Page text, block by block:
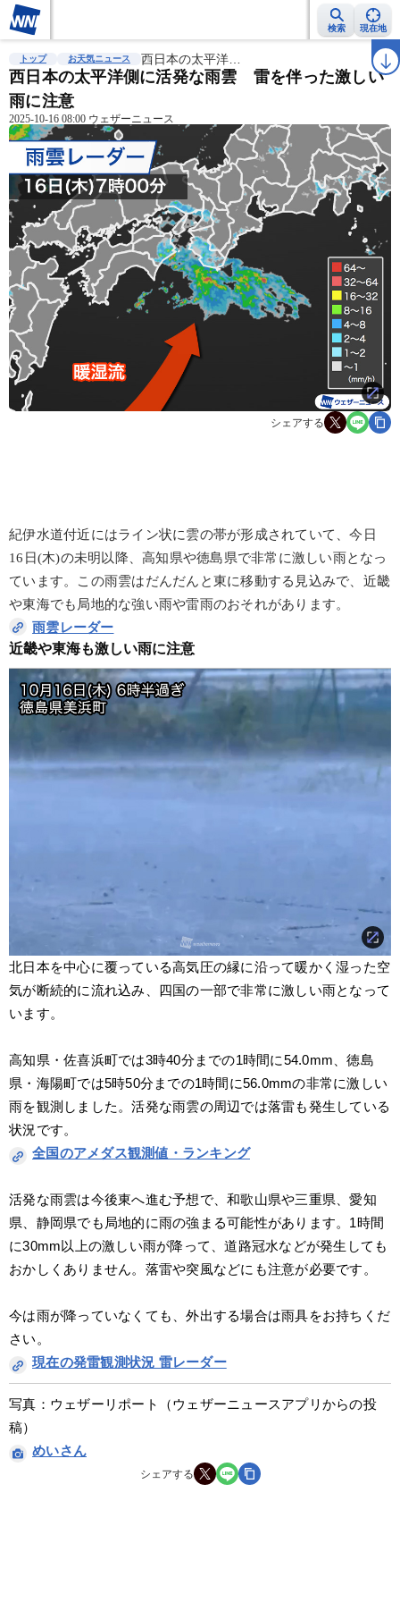
検索 現在地
雨雲レーダー 台風情報 地震情報 ラ
トップ お天気ニュース 西日本の太平洋…
西日本の太平洋側に活発な雨雲 雷を伴った激しい
雨に注意
2025-10-16 08:00 ウェザーニュース
シェアする
紀伊水道付近にはライン状に雲の帯が形成されていて、今日
16日(木)の未明以降、高知県や徳島県で非常に激しい雨となっ
ています。この雨雲はだんだんと東に移動する見込みで、近畿
や東海でも局地的な強い雨や雷雨のおそれがあります。
雨雲レーダー
近畿や東海も激しい雨に注意
北日本を中心に覆っている高気圧の縁に沿って暖かく湿った空
気が断続的に流れ込み、四国の一部で非常に激しい雨となって
います。
高知県・佐喜浜町では3時40分までの1時間に54.0mm、徳島
県・海陽町では5時50分までの1時間に56.0mmの非常に激しい
雨を観測しました。活発な雨雲の周辺では落雷も発生している
状況です。
全国のアメダス観測値・ランキング
活発な雨雲は今後東へ進む予想で、和歌山県や三重県、愛知
県、静岡県でも局地的に雨の強まる可能性があります。1時間
に30mm以上の激しい雨が降って、道路冠水などが発生しても
おかしくありません。落雷や突風などにも注意が必要です。
今は雨が降っていなくても、外出する場合は雨具をお持ちくだ
さい。
現在の発雷観測状況 雷レーダー
写真：ウェザーリポート（ウェザーニュースアプリからの投
稿）
めいさん
シェアする